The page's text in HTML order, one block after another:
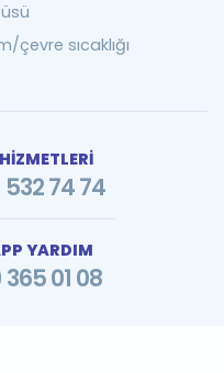
çevre sıcaklığı
74 74
YARDIM
01 08